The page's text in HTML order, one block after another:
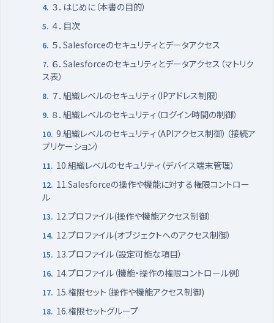
３．はじめに（本書の目的）
４．目次
５．Salesforceのセキュリティとデータアクセス
６．Salesforceのセキュリティとデータアクセス（マトリク
ス表）
７．組織レベルのセキュリティ（IPアドレス制限）
８．組織レベルのセキュリティ（ログイン時間の制御）
9.組織レベルのセキュリティ（APIアクセス制御）（接続ア
プリケーション）
10.組織レベルのセキュリティ（デバイス端末管理）
11.Salesforceの操作や機能に対する権限コントロー
ル
12.プロファイル(操作や機能アクセス制御）
12.プロファイル(オブジェクトへのアクセス制御）
13.プロファイル（設定可能な項目）
14.プロファイル（機能・操作の権限コントロール例）
15.権限セット（操作や機能アクセス制御)
16.権限セットグループ